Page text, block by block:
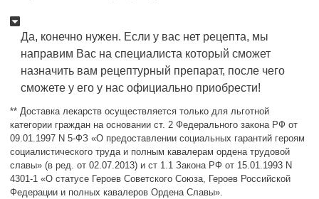
Да, конечно нужен. Если у вас нет рецепта, мы
направим Вас на специалиста который сможет
назначить вам рецептурный препарат, после чего
сможете у его у нас официально приобрести!
** Доставка лекарств осуществляется только для льготной
категории граждан на основании ст. 2 Федерального закона РФ от
09.01.1997 N 5-ФЗ «О предоставлении социальных гарантий героям
социалистического труда и полным кавалерам ордена трудовой
славы» (в ред. от 02.07.2013) и ст 1.1 Закона РФ от 15.01.1993 N
4301-1 «О статусе Героев Советского Союза, Героев Российской
Федерации и полных кавалеров Ордена Славы».